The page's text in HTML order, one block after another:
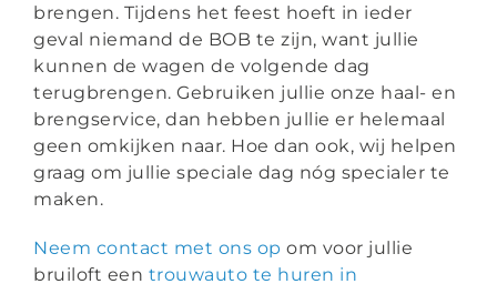
brengen. Tijdens het feest hoeft in ieder
geval niemand de BOB te zijn, want jullie
kunnen de wagen de volgende dag
terugbrengen. Gebruiken jullie onze haal- en
brengservice, dan hebben jullie er helemaal
geen omkijken naar. Hoe dan ook, wij helpen
graag om jullie speciale dag nóg specialer te
maken.
Neem contact met ons op om voor jullie
bruiloft een trouwauto te huren in